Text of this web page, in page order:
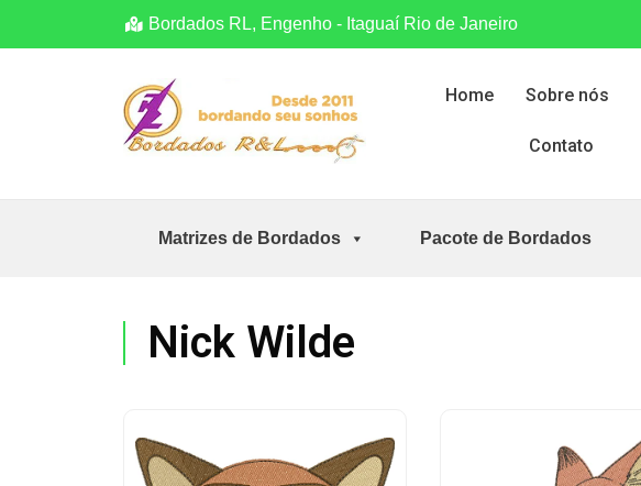
Bordados RL, Engenho - Itaguaí Rio de Janeiro
Home Sobre nós
Contato
Matrizes de Bordados Pacote de Bordados
Nick Wilde